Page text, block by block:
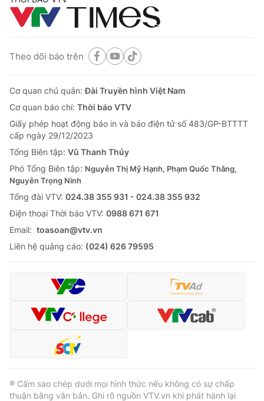
Theo dõi báo trên
Cơ quan chủ quản:Đài Truyền hình Việt Nam
Cơ quan báo chí: Thời báo VTV
Giấy phép hoạt động báo in và báo điện tử số 483/GP-BTTTT
cấp ngày 29/12/2023
Tổng Biên tập: Vũ Thanh Thủy
Phó Tổng Biên tập: Nguyễn Thị Mỹ Hạnh, Phạm Quốc Thắng,
Nguyễn Trọng Ninh
Tổng đài VTV: 024.38 355 931 - 024.38 355 932
Ðiện thoại Thời báo VTV: 0988 671 671
Email: toasoan@vtv.vn
Liên hệ quảng cáo: (024) 626 79595
® Cấm sao chép dưới mọi hình thức nếu không có sự chấp
thuận bằng văn bản. Ghi rõ nguồn VTV.vn khi phát hành lại